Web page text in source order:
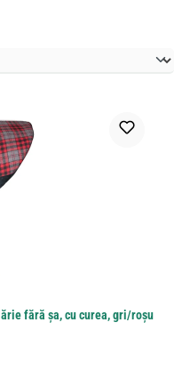
fără șa, cu curea, gri/roșu